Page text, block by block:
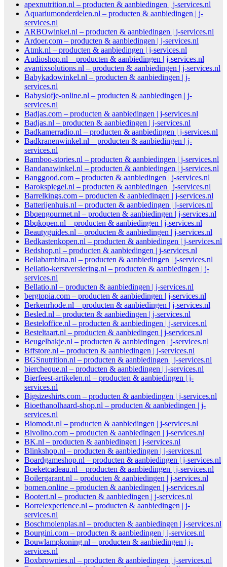
apexnutrition.nl – producten & aanbiedingen | j-services.nl
Aquariumonderdelen.nl – producten & aanbiedingen | j-
services.nl
ARBOwinkel.nl – producten & aanbiedingen | j-services.nl
Ardoer.com – producten & aanbiedingen | j-services.nl
Atmk.nl – producten & aanbiedingen | j-services.nl
Audioshop.nl – producten & aanbiedingen | j-services.nl
avantixsolutions.nl – producten & aanbiedingen | j-services.nl
Babykadowinkel.nl – producten & aanbiedingen | j-
services.nl
Babyslofje-online.nl – producten & aanbiedingen | j-
services.nl
Badjas.com – producten & aanbiedingen | j-services.nl
Badjas.nl – producten & aanbiedingen | j-services.nl
Badkamerradio.nl – producten & aanbiedingen | j-services.nl
Badkranenwinkel.nl – producten & aanbiedingen | j-
services.nl
Bamboo-stories.nl – producten & aanbiedingen | j-services.nl
Bandanawinkel.nl – producten & aanbiedingen | j-services.nl
Banggood.com – producten & aanbiedingen | j-services.nl
Barokspiegel.nl – producten & aanbiedingen | j-services.nl
Barrelkings.com – producten & aanbiedingen | j-services.nl
Batterijenhuis.nl – producten & aanbiedingen | j-services.nl
Bbqengourmet.nl – producten & aanbiedingen | j-services.nl
Bbqkopen.nl – producten & aanbiedingen | j-services.nl
Beautyguides.nl – producten & aanbiedingen | j-services.nl
Bedkastenkopen.nl – producten & aanbiedingen | j-services.nl
Bedshop.nl – producten & aanbiedingen | j-services.nl
Bellabambina.nl – producten & aanbiedingen | j-services.nl
Bellatio-kerstversiering.nl – producten & aanbiedingen | j-
services.nl
Bellatio.nl – producten & aanbiedingen | j-services.nl
bergtopia.com – producten & aanbiedingen | j-services.nl
Berkenrhode.nl – producten & aanbiedingen | j-services.nl
Besled.nl – producten & aanbiedingen | j-services.nl
Besteloffice.nl – producten & aanbiedingen | j-services.nl
Besteltaart.nl – producten & aanbiedingen | j-services.nl
Beugelbakje.nl – producten & aanbiedingen | j-services.nl
Bffstore.nl – producten & aanbiedingen | j-services.nl
BGSnutrition.nl – producten & aanbiedingen | j-services.nl
biercheque.nl – producten & aanbiedingen | j-services.nl
Bierfeest-artikelen.nl – producten & aanbiedingen | j-
services.nl
Bigsizeshirts.com – producten & aanbiedingen | j-services.nl
Bioethanolhaard-shop.nl – producten & aanbiedingen | j-
services.nl
Biomoda.nl – producten & aanbiedingen | j-services.nl
Bivolino.com – producten & aanbiedingen | j-services.nl
BK.nl – producten & aanbiedingen | j-services.nl
Blinkshop.nl – producten & aanbiedingen | j-services.nl
Boardgameshop.nl – producten & aanbiedingen | j-services.nl
Boeketcadeau.nl – producten & aanbiedingen | j-services.nl
Boilergarant.nl – producten & aanbiedingen | j-services.nl
bomen.online – producten & aanbiedingen | j-services.nl
Bootert.nl – producten & aanbiedingen | j-services.nl
Borrelexperience.nl – producten & aanbiedingen | j-
services.nl
Boschmolenplas.nl – producten & aanbiedingen | j-services.nl
Bourgini.com – producten & aanbiedingen | j-services.nl
Bouwlampkoning.nl – producten & aanbiedingen | j-
services.nl
Boxbrownies.nl – producten & aanbiedingen | j-services.nl